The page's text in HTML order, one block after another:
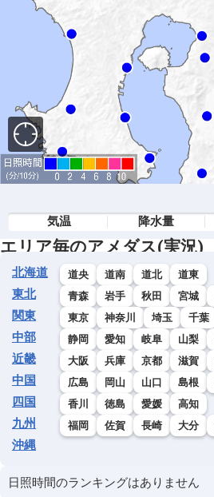
気温
降水量
エリア毎のアメダス(実況)
北海道 道央 道南 道北 道東
東北 青森 岩手 秋田 宮城
関東 東京 神奈川 埼玉 千葉
中部 静岡 愛知 岐阜 山梨
近畿 大阪 兵庫 京都 滋賀
中国 広島 岡山 山口 島根
四国 香川 徳島 愛媛 高知
九州 福岡 佐賀 長崎 大分
沖縄
日照時間のランキングはありません